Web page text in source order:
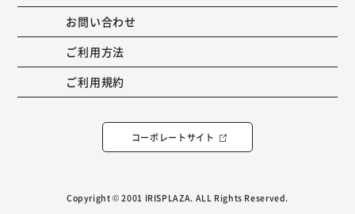
お問い合わせ
ご利用方法
ご利用規約
コーポレートサイト
Copyright © 2001 IRISPLAZA. ALL Rights Reserved.